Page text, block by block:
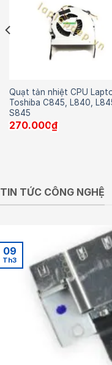
Quạt tản nhiệt CPU
Toshiba C845, L840,
S845
270.000₫
TIN TỨC CÔNG NGHỆ
09
Th3